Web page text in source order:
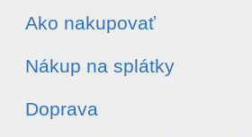
Ako nakupovať
Nákup na splátky
Doprava